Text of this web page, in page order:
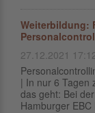
Weiterbildung:
27.12.2021
| In nur 6 Tagen
das geht: Bei
Hamburger